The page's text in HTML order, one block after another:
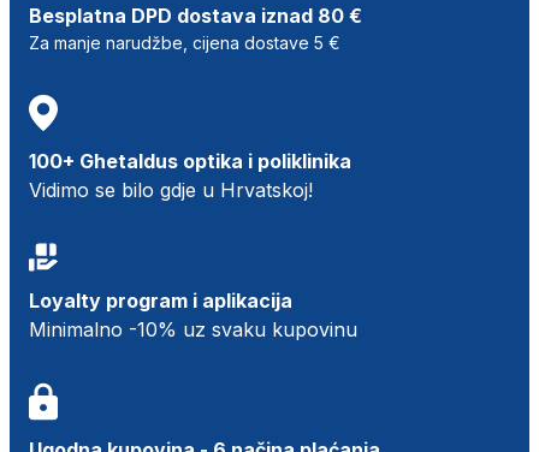
Besplatna DPD dostava iznad 80 €
Za manje narudžbe, cijena dostave 5 €
100+ Ghetaldus optika i poliklinika
Vidimo se bilo gdje u Hrvatskoj!
Loyalty program i aplikacija
Minimalno -10% uz svaku kupovinu